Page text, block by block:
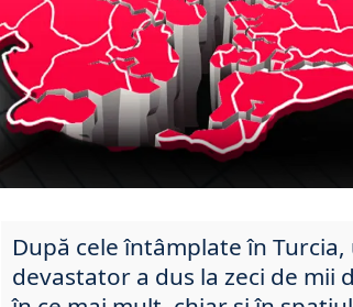
După cele întâmplate în
devastator a dus la zeci de mii